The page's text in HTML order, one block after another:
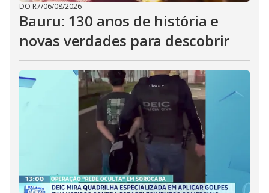
DO R7/06/08/2026
Bauru: 130 anos de história e
novas verdades para descobrir